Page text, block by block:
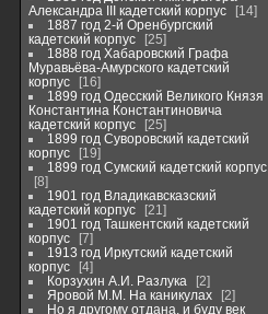
Александра III кадетский корпус
14
1887 год 2-й Оренбургский
кадетский корпус
25
1888 год Хабаровский Графа
Муравьёва-Амурского кадетский
корпус
16
1899 год Одесский Великого Князя
Константина Константиновича
кадетский корпус
25
1899 год Суворовский кадетский
корпус
19
1899 год Сумский кадетский корпус
8
1901 год Владикавсказский
кадетский корпус
21
1901 год Ташкентский кадетский
корпус
7
1913 год Иркутский кадетский
корпус
4
Корзухин А.И. Разлука
2
Яровой М.М. На каникулах
2
Но я другому отдана, и буду век